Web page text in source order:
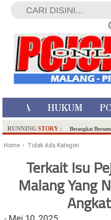
HUKUM
RUNNING STORY : Berangkat
Ditangkap di
SDN Sumberejo
Literasi Melalui
Tikar
Home › Tidak Ada Kategori
Terkait Isu
Malang Yang